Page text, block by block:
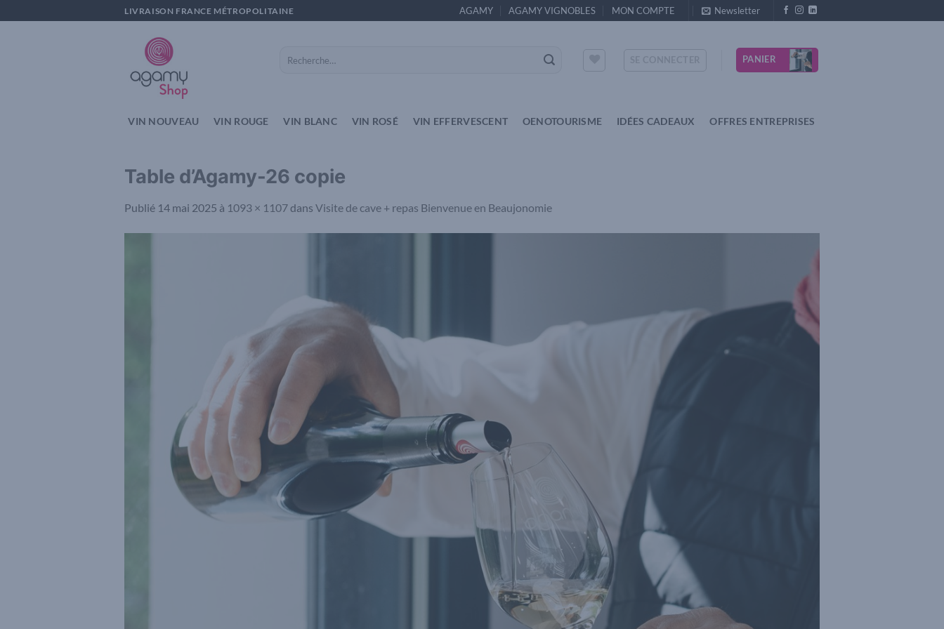
au
LIVRAISON FRANCE MÉTROPOLITAINE AGAMY AGAMY VIGNOBLES MON COMPTE Newsletter
pour :
PANIER
VIN NOUVEAU VIN ROUGE VIN BLANC VIN ROSÉ VIN EFFERVESCENT OENOTOURISME IDÉES CADEAUX OFFRES ENTREPRISES
Table d’Agamy-26 copie
Publié 14 mai 2025 à 1093 × 1107 dans Visite de cave + repas Bienvenue en Beaujonomie